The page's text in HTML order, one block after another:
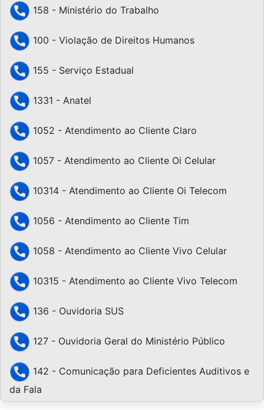
158 - Ministério do Trabalho
100 - Violação de Direitos Humanos
155 - Serviço Estadual
1331 - Anatel
1052 - Atendimento ao Cliente Claro
1057 - Atendimento ao Cliente Oi Celular
10314 - Atendimento ao Cliente Oi Telecom
1056 - Atendimento ao Cliente Tim
1058 - Atendimento ao Cliente Vivo Celular
10315 - Atendimento ao Cliente Vivo Telecom
136 - Ouvidoria SUS
127 - Ouvidoria Geral do Ministério Público
142 - Comunicação para Deficientes Auditivos e
da Fala